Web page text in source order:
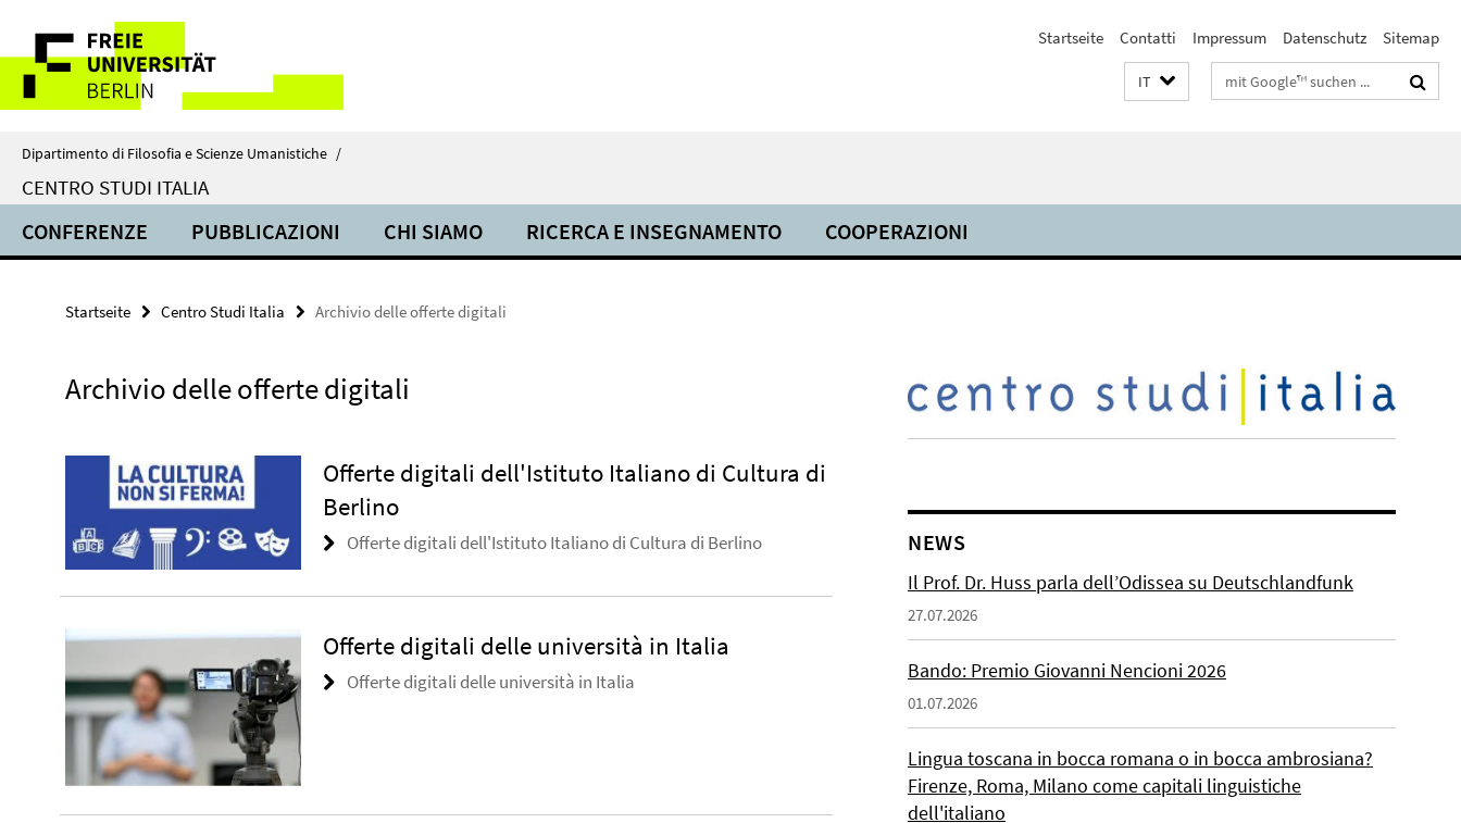
direkt
Inhalt
Service-
Navigation
Startseite Contatti Impressum Datenschutz Sitemap
IT Suchbegriffe
Dipartimento di Filosofia e Scienze Umanistiche /
CENTRO STUDI ITALIA
CONFERENZE PUBBLICAZIONI CHI SIAMO RICERCA E INSEGNAMENTO COOPERAZIONI
Startseite Centro Studi Italia Archivio delle offerte digitali
Archivio delle offerte digitali
Offerte digitali dell'Istituto Italiano di Cultura di
Berlino
Offerte digitali dell'Istituto Italiano di Cultura di Berlino
Offerte digitali delle università in Italia
Offerte digitali delle università in Italia
NEWS
Il Prof. Dr. Huss parla dell’Odissea su Deutschlandfunk
27.07.2026
Bando: Premio Giovanni Nencioni 2026
01.07.2026
Lingua toscana in bocca romana o in bocca ambrosiana?
Firenze, Roma, Milano come capitali linguistiche
dell'italiano